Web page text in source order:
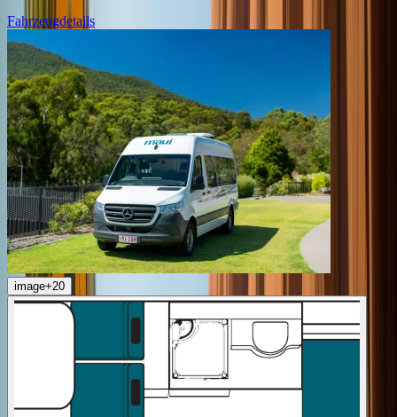
Fahrzeugdetails
image+20